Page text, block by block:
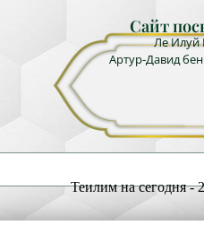
Сайт
Ле
Артур-Давид
Теилим на сегодня -